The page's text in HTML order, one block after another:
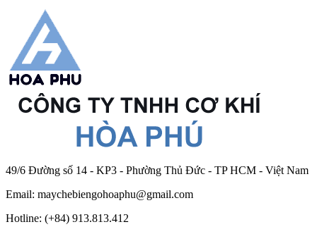
49/6 Đường số 14 - KP3 - Phường Thủ Đức - TP HCM - Việt Nam
Email: maychebiengohoaphu@gmail.com
Hotline: (+84) 913.813.412